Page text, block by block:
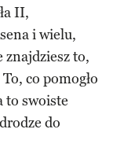
II,
i wielu,
znajdziesz to,
co pomogło
to swoiste
do